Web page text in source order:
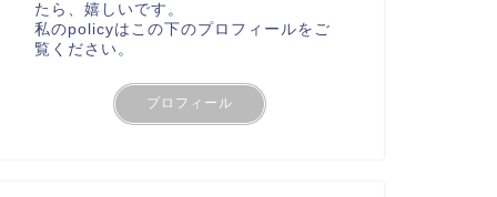
たら、嬉しいです。
私のpolicyはこの下のプロフィールをご
覧ください。
プロフィール